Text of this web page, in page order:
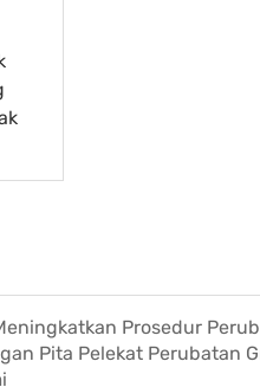
Prosedur
Pita Pelekat Perubatan